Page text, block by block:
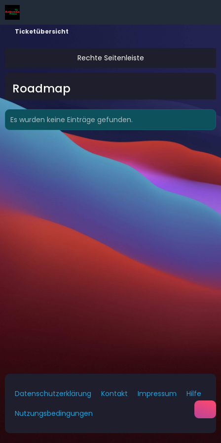
Ticketübersicht
Roadmap
Es wurden keine Einträge gefunden.
Datenschutzerklärung Kontakt Impressum
Hilfe
Nutzungsbedingungen